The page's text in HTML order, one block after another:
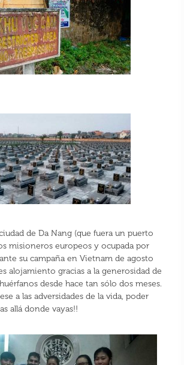
de Da Nang (que fuera un puerto
misioneros europeos y ocupada por
su campaña en Vietnam de agosto
alojamiento gracias a la generosidad de
desde hace tan sólo dos meses.
a las adversidades de la vida, poder
allá donde vayas!!